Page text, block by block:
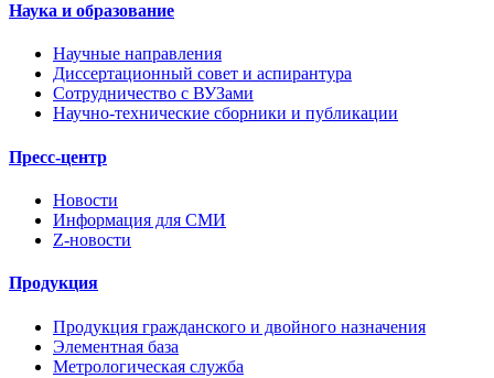
Наука и образование
Научные направления
Диссертационный совет и аспирантура
Сотрудничество с ВУЗами
Научно-технические сборники и публикации
Пресс-центр
Новости
Информация для СМИ
Z-новости
Продукция
Продукция гражданского и двойного назначения
Элементная база
Метрологическая служба